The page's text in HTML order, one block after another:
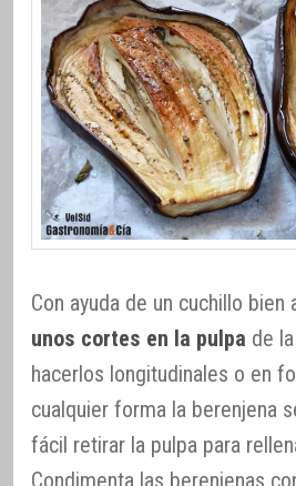
Con ayuda de un cuchillo bien
unos cortes en la pulpa de
hacerlos longitudinales o en
cualquier forma la berenjena
fácil retirar la pulpa para